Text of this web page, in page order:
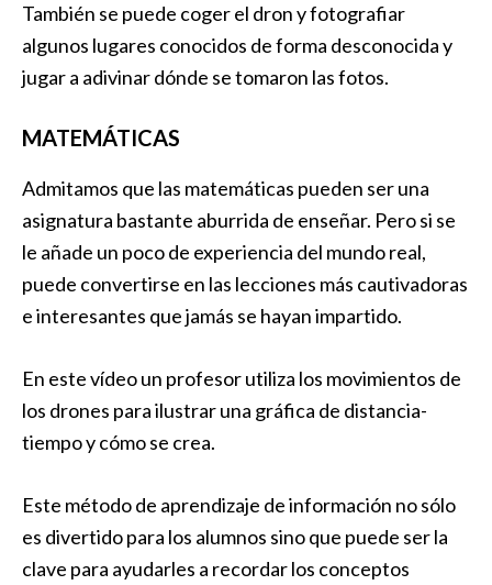
También se puede coger el dron y fotografiar
algunos lugares conocidos de forma desconocida y
jugar a adivinar dónde se tomaron las fotos.
MATEMÁTICAS
Admitamos que las matemáticas pueden ser una
asignatura bastante aburrida de enseñar. Pero si se
le añade un poco de experiencia del mundo real,
puede convertirse en las lecciones más cautivadoras
e interesantes que jamás se hayan impartido.
En este vídeo un profesor utiliza los movimientos de
los drones para ilustrar una gráfica de distancia-
tiempo y cómo se crea.
Este método de aprendizaje de información no sólo
es divertido para los alumnos sino que puede ser la
clave para ayudarles a recordar los conceptos